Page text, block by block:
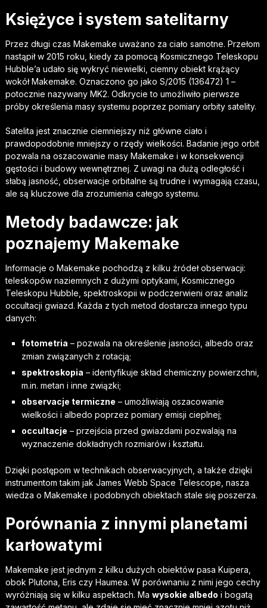
Księżyce i system satelitarny
Przez długi czas Makemake uważano za ciało samotne. Przełom
nastąpił w 2015 roku, kiedy za pomocą Kosmicznego Teleskopu
Hubble’a udało się wykryć niewielki, ciemny obiekt krążący
wokół Makemake. Oznaczono go jako S/2015 (136472) 1 –
potocznie nazywany MK2. Odkrycie to umożliwiło pierwsze
próby określenia masy systemu poprzez pomiary orbity satelity.
Satelita jest znacznie ciemniejszy niż główne ciało i
prawdopodobnie mniejszy o rzędy wielkości. Badanie jego orbit
pozwala na oszacowanie masy Makemake i w konsekwencji
gęstości i budowy wewnętrznej. Z uwagi na dużą odległość i
słabą jasność, obserwacje orbitalne są trudne i wymagają czasu,
ale są kluczowe dla zrozumienia całego systemu.
Metody badawcze: jak
poznajemy Makemake
Informacje o Makemake pochodzą z kilku źródeł obserwacji:
teleskopów naziemnych z dużymi optykami, Kosmicznego
Teleskopu Hubble, spektroskopii w podczerwieni oraz analiz
occultacji gwiazd. Każda z tych metod dostarcza innego typu
danych:
fotometria – pozwala na określenie jasności, albedo oraz
zmian związanych z rotacją;
spektroskopia – identyfikuje skład chemiczny powierzchni,
m.in. metan i inne związki;
observacje termiczne – umożliwiają oszacowanie
wielkości i albedo poprzez pomiary emisji cieplnej;
occultacje – przejścia przed gwiazdami pozwalają na
wyznaczenie dokładnych rozmiarów i kształtu.
Dzięki postępom w technikach obserwacyjnych, a także dzięki
instrumentom takim jak James Webb Space Telescope, nasza
wiedza o Makemake i podobnych obiektach stale się poszerza.
Porównania z innymi planetami
karłowatymi
Makemake jest jednym z kilku dużych obiektów pasa Kuipera,
obok Plutona, Eris czy Haumea. W porównaniu z nimi jego cechy
wyróżniają się w kilku aspektach. Ma wysokie albedo i bogatą